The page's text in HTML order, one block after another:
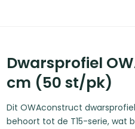
Dwarsprofiel
cm (50 st/pk)
Dit OWAconstruct
behoort tot de T15-serie, wat